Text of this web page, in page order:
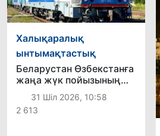
Халықаралық
ынтымақтастық
Беларустан Өзбекстанға
жаңа жүк пойызының
қатынауы жолға
қойылды
31 Шіл 2026, 10:58
2 613